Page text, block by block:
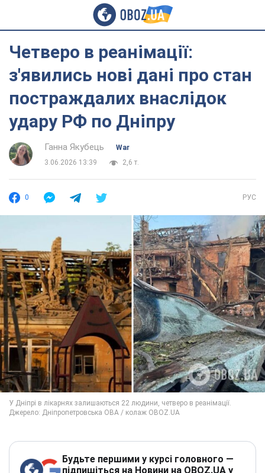
Четверо в реанімації:
з'явились нові дані про стан
постраждалих внаслідок
удару РФ по Дніпру
Ганна Якубець
War
3.06.2026 13:39
2,6 т.
0 РУС
Будьте першими у курсі головного —
підпишіться на Новини на OBOZ.UA у